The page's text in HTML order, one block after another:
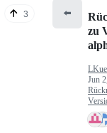
3 ⬅️
zu
Jun